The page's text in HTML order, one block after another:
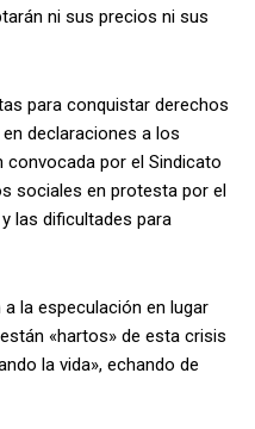
ni sus precios ni sus
para conquistar derechos
declaraciones a los
por el Sindicato
sociales en protesta por el
las dificultades para
la especulación en lugar
«hartos» de esta crisis
la vida», echando de